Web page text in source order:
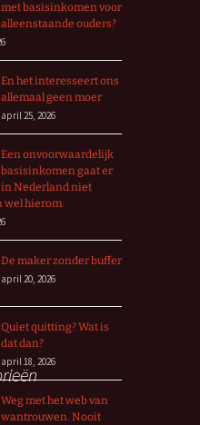
met basisinkomen voor
alleenstaande ouders?
En het interesseert ons
allemaal geen moer
april 25, 2026
Een onvoorwaardelijk
basisinkomen gaat er
in Nederland niet
wel hierom
De maker zonder buffer
april 20, 2026
Quiet quitting? Wat is
dat dan?
april 18, 2026
Weg met het web van
wantrouwen. Nooit